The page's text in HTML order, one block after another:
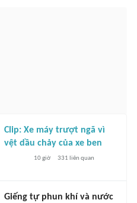
Clip: Xe máy trượt ngã vì
vệt dầu chảy của xe ben
10 giờ 331 liên quan
Giếng tự phun khí và nước